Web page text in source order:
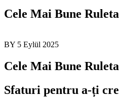
Cele Mai Bune
BY 5 Eylül 2025
Cele Mai Bune
Sfaturi pentru a-ți